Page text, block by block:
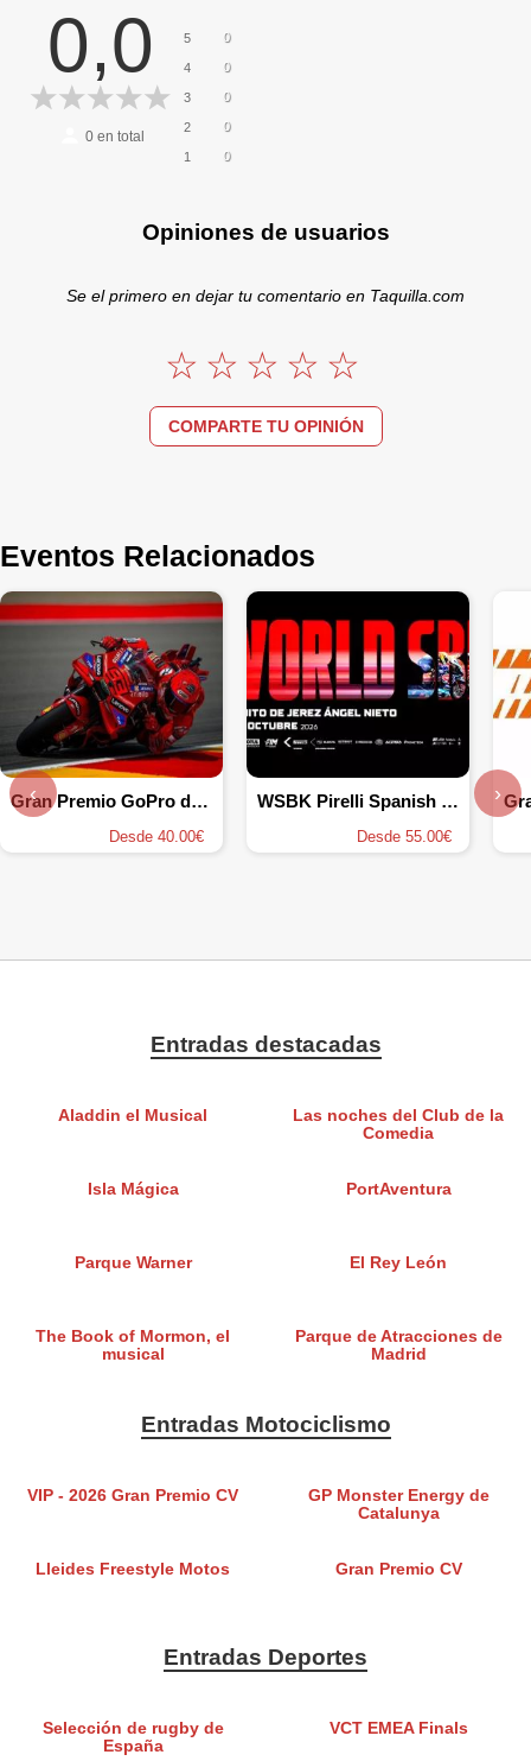
0,0
0en total
5 0
4 0
3 0
2 0
1 0
Opiniones de usuarios
Se el primero en dejar tu comentario en Taquilla.com
COMPARTE TU OPINIÓN
Eventos Relacionados
Gran Premio GoPro de Aragón de MotoGP
Desde 40.00€
WSBK Pirelli Spanish Round
Desde 55.00€
‹ ›
Entradas destacadas
Aladdin el Musical
Las noches del Club de la
Comedia
Isla Mágica PortAventura
Parque Warner El Rey León
The Book of Mormon, el
musical
Parque de Atracciones de
Madrid
Entradas Motociclismo
VIP - 2026 Gran Premio CV
GP Monster Energy de
Catalunya
Lleides Freestyle Motos Gran Premio CV
Entradas Deportes
Selección de rugby de
España
VCT EMEA Finals